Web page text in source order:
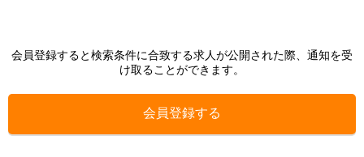
会員登録すると検索条件に合致する求人が公開された際、通知を受
け取ることができます。
会員登録する